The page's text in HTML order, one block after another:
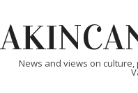
to
content
News and views on